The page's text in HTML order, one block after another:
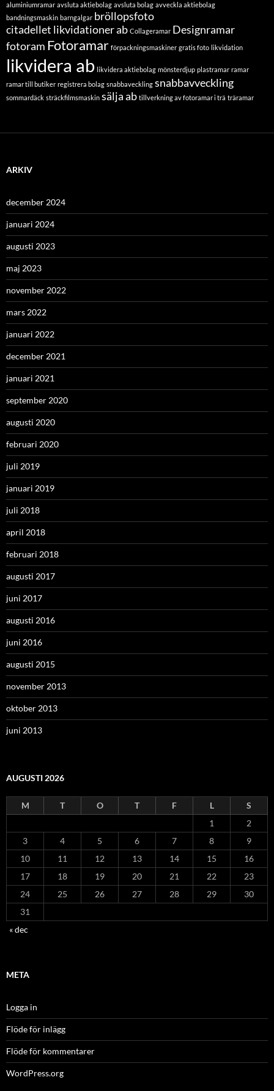
aluminiumramar avsluta aktiebolag avsluta bolag avveckla aktiebolag
bandningsmaskin barngalgar bröllopsfoto
citadellet likvidationer ab Collageramar Designramar
fotoram Fotoramar förpackningsmaskiner gratis foto likvidation
likvidera ab likvidera aktiebolag mönsterdjup plastramar ramar
ramar till butiker registrera bolag snabbaveckling snabbavveckling
sommardäck sträckfilmsmaskin sälja ab tillverkning av fotoramar i trä träramar
ARKIV
december 2024
januari 2024
augusti 2023
maj 2023
november 2022
mars 2022
januari 2022
december 2021
januari 2021
september 2020
augusti 2020
februari 2020
juli 2019
januari 2019
juli 2018
april 2018
februari 2018
augusti 2017
juni 2017
augusti 2016
juni 2016
augusti 2015
november 2013
oktober 2013
juni 2013
AUGUSTI 2026
M T O T F L
S
1
2
3
4 5 6 7 8
9
10
11 12 13 14 15
16
17
18 19 20 21 22
23
24
25 26 27 28 29
30
31
« dec
META
Logga in
Flöde för inlägg
Flöde för kommentarer
WordPress.org